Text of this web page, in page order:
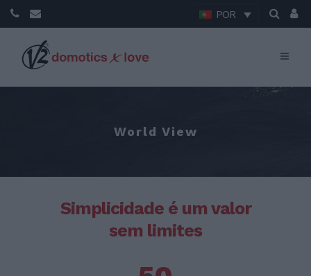
POR
World View
Simplicidade é um valor
sem limites